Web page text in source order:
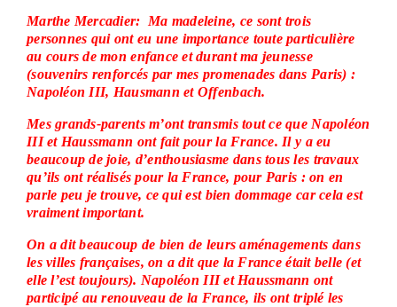
Marthe Mercadier: Ma madeleine, ce sont trois
personnes qui ont eu une importance toute particulière
au cours de mon enfance et durant ma jeunesse
(souvenirs renforcés par mes promenades dans Paris) :
Napoléon III, Hausmann et Offenbach.
Mes grands-parents m’ont transmis tout ce que Napoléon
III et Haussmann ont fait pour la France. Il y a eu
beaucoup de joie, d’enthousiasme dans tous les travaux
qu’ils ont réalisés pour la France, pour Paris : on en
parle peu je trouve, ce qui est bien dommage car cela est
vraiment important.
On a dit beaucoup de bien de leurs aménagements dans
les villes françaises, on a dit que la France était belle (et
elle l’est toujours). Napoléon III et Haussmann ont
participé au renouveau de la France, ils ont triplé les